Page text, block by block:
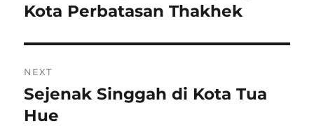
post:
Kota Perbatasan Thakhek
NEXT
Next
post:
Sejenak Singgah di Kota Tua
Hue